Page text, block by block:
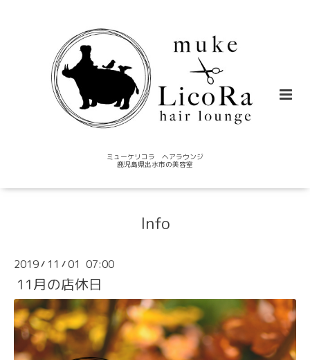
ミューケリコラ ヘアラウンジ
鹿児島県出水市の美容室
Info
2019/ 11 /01 07:00
11月の店休日